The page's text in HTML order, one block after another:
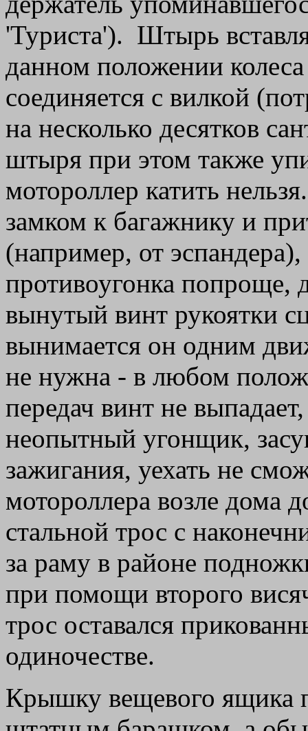
'Туриста'). Штырь
данном положении
соединяется с вилкой
на несколько десятков
штыря при этом также
мотороллер катить
замком к багажнику и
(например, от
противоугонка попроще,
вынутый винт рукоятки
вынимается он одним
не нужна - в любом
передач винт не
неопытный угонщик,
зажигания, уехать не
мотороллера возле дома
стальной трос с
за раму в районе
при помощи второго
трос оставался
одиночестве.
Крышку вещевого ящика